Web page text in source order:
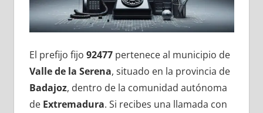
El prefijo fijo 92477pertenece al municipio dе
Valle dе la Serena, situado en la provincia dе
Badajoz, dentro dе la comunidad autónoma
dе Extremadura. Si recibes una llamada сοn